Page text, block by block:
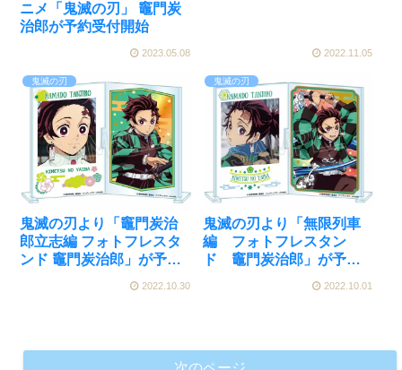
ニメ「鬼滅の刃」 竈門炭
治郎が予約受付開始
2023.05.08 2022.11.05
鬼滅の刃
鬼滅の刃より「竈門炭治
郎立志編 フォトフレスタ
ンド 竈門炭治郎」が予約
2022.10.30
鬼滅の刃
鬼滅の刃より「無限列車
編 フォトフレスタン
ド 竈門炭治郎」が予約
2022.10.01